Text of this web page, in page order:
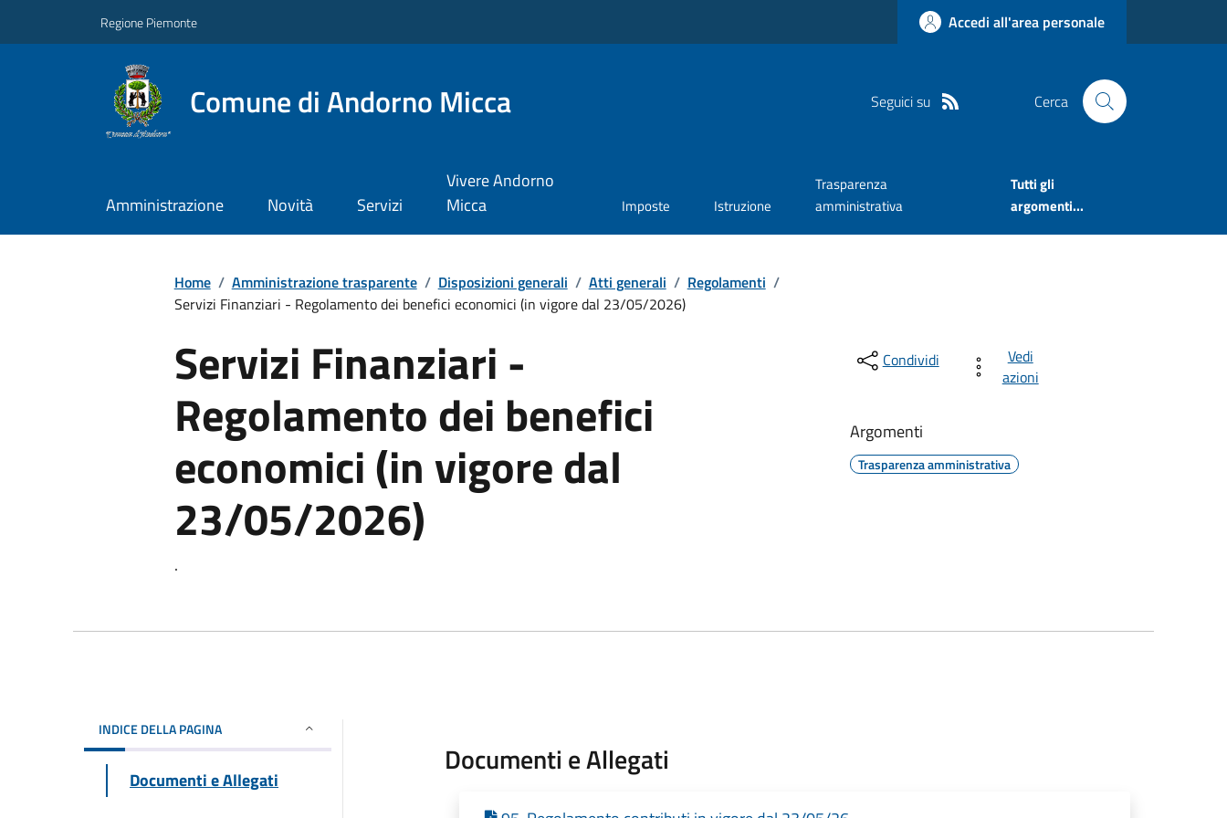
Regione Piemonte Accedi all'area personale
Comune di Andorno Micca Seguici su Cerca
Amministrazione Novità Servizi
Vivere Andorno
Micca
Imposte Istruzione
Trasparenza
amministrativa
Tutti gli
argomenti...
Home / Amministrazione trasparente / Disposizioni generali / Atti generali / Regolamenti /
Servizi Finanziari - Regolamento dei benefici economici (in vigore dal 23/05/2026)
Servizi Finanziari -
Regolamento dei benefici
economici (in vigore dal
23/05/2026)
.
Condividi
Vedi
azioni
Argomenti
Trasparenza amministrativa
INDICE DELLA PAGINA
Documenti e Allegati
Documenti e Allegati